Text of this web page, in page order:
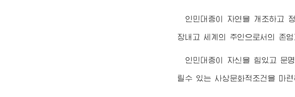
인민대중이 자연을 개조하고
장내고 세계의 주인으로서의 존
인민대중이 자신을 힘있고 문
릴수 있는 사상문화적조건을 마련